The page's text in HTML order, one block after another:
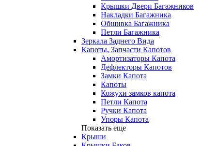
Крышки Двери Багажников
Накладки Багажника
Обшивка Багажника
Петли Багажника
Зеркала Заднего Вида
Капоты, Запчасти Капотов
Амортизаторы Капота
Дефлекторы Капотов
Замки Капота
Капоты
Кожухи замков капота
Петли Капота
Ручки Капота
Упоры Капота
Показать еще
Крыши